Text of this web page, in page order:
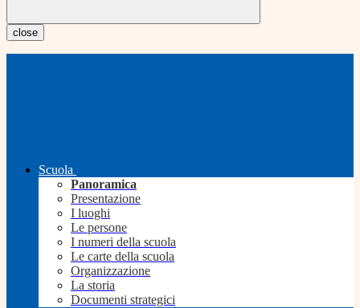
close
Scuola
Panoramica
Presentazione
I luoghi
Le persone
I numeri della scuola
Le carte della scuola
Organizzazione
La storia
Documenti strategici